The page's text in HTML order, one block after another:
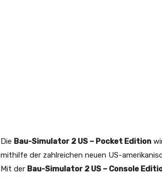
Die Bau-Simulator 2 US – Pocket Edition
mithilfe der zahlreichen neuen US-
Mit der Bau-Simulator 2 US – Console